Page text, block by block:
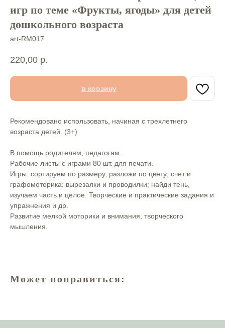
игр по теме «Фрукты, ягоды» для детей
дошкольного возраста
art-RM017
220,00 р.
в корзину
Рекомендовано использовать, начиная с трехлетнего
возраста детей. (3+)
В помощь родителям, педагогам.
Рабочие листы с играми 80 шт. для печати.
Игры: сортируем по размеру, разложи по цвету; счет и
графомоторика: вырезалки и проводилки; найди тень,
изучаем часть и целое. Творческие и практические задания и
упражнения и др.
Развитие мелкой моторики и внимания, творческого
мышления.
Может понравиться: